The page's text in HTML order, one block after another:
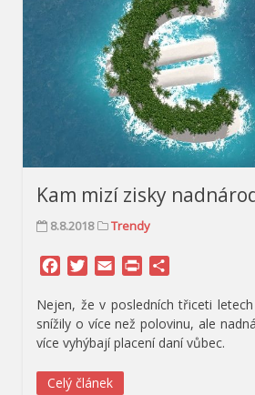
Kam mizí zisky
8.8.2018 Trendy
Facebook
Twitter
Email Print
Nejen, že v posledních třiceti
snížily o více než polovinu, ale
více vyhýbají placení daní vůbec.
Celý článek